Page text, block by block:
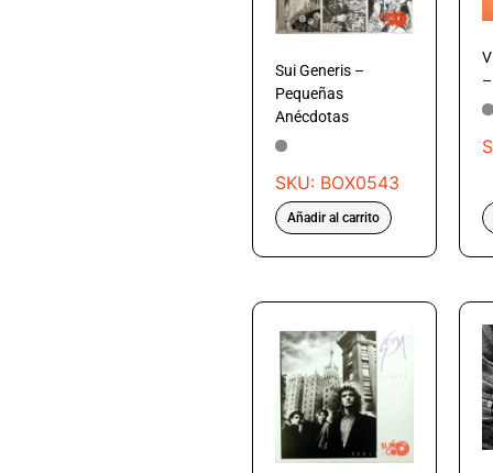
Sui Generis –
Pequeñas
Anécdotas
SKU: BOX0543
Añadir al carrito